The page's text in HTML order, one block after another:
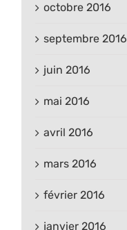
octobre 2016
septembre 2016
juin 2016
mai 2016
avril 2016
mars 2016
février 2016
janvier 2016